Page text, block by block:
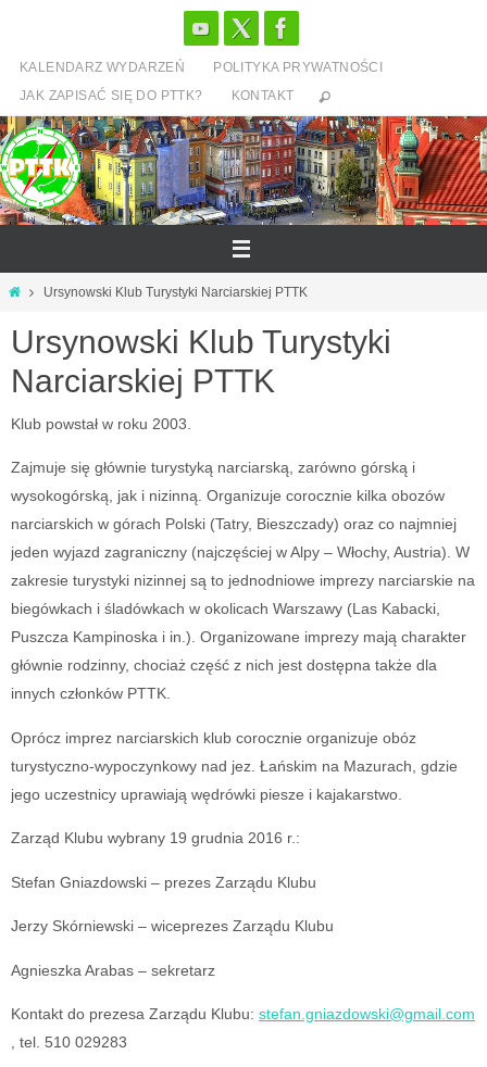
treściKALENDARZ WYDARZEŃ
POLITYKA PRYWATNOŚCI
JAK ZAPISAĆ SIĘ DO PTTK?
KONTAKT
StronaUrsynowski Klub Turystyki Narciarskiej PTTK
Ursynowski Klub Turystyki
Narciarskiej PTTK
Klub powstał w roku 2003.
Zajmuje się głównie turystyką narciarską, zarówno górską i
wysokogórską, jak i nizinną. Organizuje corocznie kilka obozów
narciarskich w górach Polski (Tatry, Bieszczady) oraz co najmniej
jeden wyjazd zagraniczny (najczęściej w Alpy – Włochy, Austria). W
zakresie turystyki nizinnej są to jednodniowe imprezy narciarskie na
biegówkach i śladówkach w okolicach Warszawy (Las Kabacki,
Puszcza Kampinoska i in.). Organizowane imprezy mają charakter
głównie rodzinny, chociaż część z nich jest dostępna także dla
innych członków PTTK.
Oprócz imprez narciarskich klub corocznie organizuje obóz
turystyczno-wypoczynkowy nad jez. Łańskim na Mazurach, gdzie
jego uczestnicy uprawiają wędrówki piesze i kajakarstwo.
Zarząd Klubu wybrany 19 grudnia 2016 r.:
Stefan Gniazdowski – prezes Zarządu Klubu
Jerzy Skórniewski – wiceprezes Zarządu Klubu
Agnieszka Arabas – sekretarz
Kontakt do prezesa Zarządu Klubu: stefan.gniazdowski@gmail.com
, tel. 510 029283